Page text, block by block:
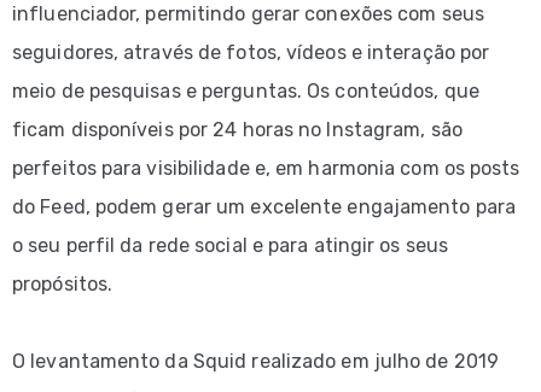
influenciador, permitindo gerar conexões com seus
seguidores, através de fotos, vídeos e interação por
meio de pesquisas e perguntas. Os conteúdos, que
ficam disponíveis por 24 horas no Instagram, são
perfeitos para visibilidade e, em harmonia com os posts
do Feed, podem gerar um excelente engajamento para
o seu perfil da rede social e para atingir os seus
propósitos.
O levantamento da Squid realizado em julho de 2019